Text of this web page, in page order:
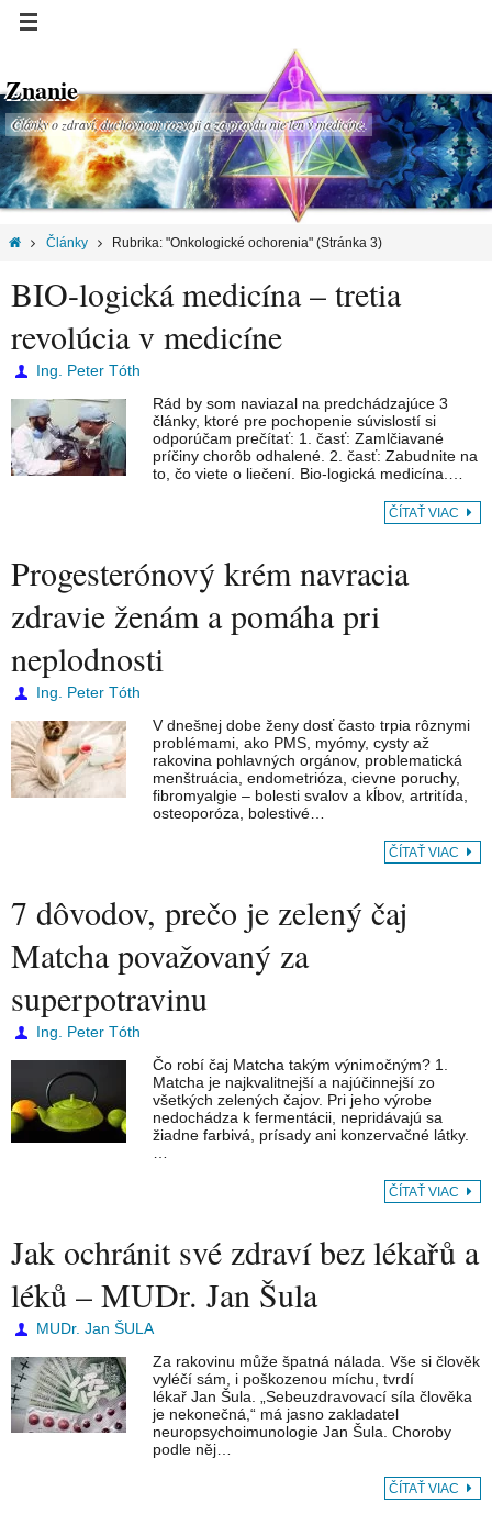
Znanie
Články o zdraví, duchovnom rozvoji a za pravdu nie len v medicíne.
Články Rubrika: "Onkologické ochorenia" (Stránka 3)
BIO-logická medicína – tretia
revolúcia v medicíne
Ing. Peter Tóth
Rád by som naviazal na predchádzajúce 3
články, ktoré pre pochopenie súvislostí si
odporúčam prečítať: 1. časť: Zamlčiavané
príčiny chorôb odhalené. 2. časť: Zabudnite na
to, čo viete o liečení. Bio-logická medicína.…
ČÍTAŤ VIAC
Progesterónový krém navracia
zdravie ženám a pomáha pri
neplodnosti
Ing. Peter Tóth
V dnešnej dobe ženy dosť často trpia rôznymi
problémami, ako PMS, myómy, cysty až
rakovina pohlavných orgánov, problematická
menštruácia, endometrióza, cievne poruchy,
fibromyalgie – bolesti svalov a kĺbov, artritída,
osteoporóza, bolestivé…
ČÍTAŤ VIAC
7 dôvodov, prečo je zelený čaj
Matcha považovaný za
superpotravinu
Ing. Peter Tóth
Čo robí čaj Matcha takým výnimočným? 1.
Matcha je najkvalitnejší a najúčinnejší zo
všetkých zelených čajov. Pri jeho výrobe
nedochádza k fermentácii, nepridávajú sa
žiadne farbivá, prísady ani konzervačné látky.
ČÍTAŤ VIAC
Jak ochránit své zdraví bez lékařů a
léků – MUDr. Jan Šula
MUDr. Jan ŠULA
Za rakovinu může špatná nálada. Vše si člověk
vyléčí sám, i poškozenou míchu, tvrdí
lékař Jan Šula. „Sebeuzdravovací síla člověka
je nekonečná,“ má jasno zakladatel
neuropsychoimunologie Jan Šula. Choroby
podle něj…
ČÍTAŤ VIAC